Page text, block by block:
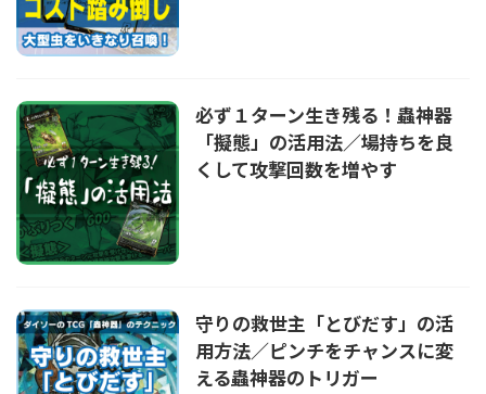
必ず１ターン生き残る！蟲神器
「擬態」の活用法／場持ちを良
くして攻撃回数を増やす
守りの救世主「とびだす」の活
用方法／ピンチをチャンスに変
える蟲神器のトリガー